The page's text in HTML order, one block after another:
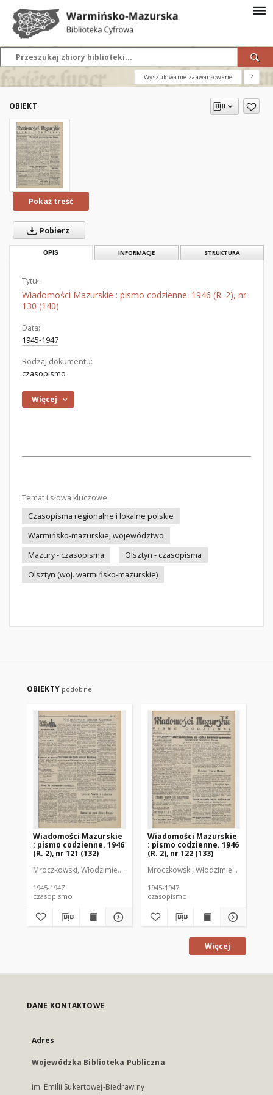
Wyszukiwanie zaawansowane ?
OBIEKT
Pokaż treść
Pobierz
OPIS INFORMACJE STRUKTURA
Tytuł:
Wiadomości Mazurskie : pismo codzienne. 1946 (R. 2), nr
130 (140)
Data:
1945-1947
Rodzaj dokumentu:
czasopismo
Więcej
Temat i słowa kluczowe:
Czasopisma regionalne i lokalne polskie
Warmińsko-mazurskie, województwo
Mazury - czasopisma
Olsztyn - czasopisma
Olsztyn (woj. warmińsko-mazurskie)
OBIEKTY podobne
Wiadomości Mazurskie
: pismo codzienne. 1946
(R. 2), nr 121 (132)
Mroczkowski, Włodzimierz (1902-1971). Redaktor
1945-1947
czasopismo
Wiadomości Mazurskie
: pismo codzienne. 1946
(R. 2), nr 122 (133)
Mroczkowski, Włodzimierz (1902-
1945-1947
czasopismo
Więcej
DANE KONTAKTOWE
Adres
Wojewódzka Biblioteka Publiczna
im. Emilii Sukertowej-Biedrawiny